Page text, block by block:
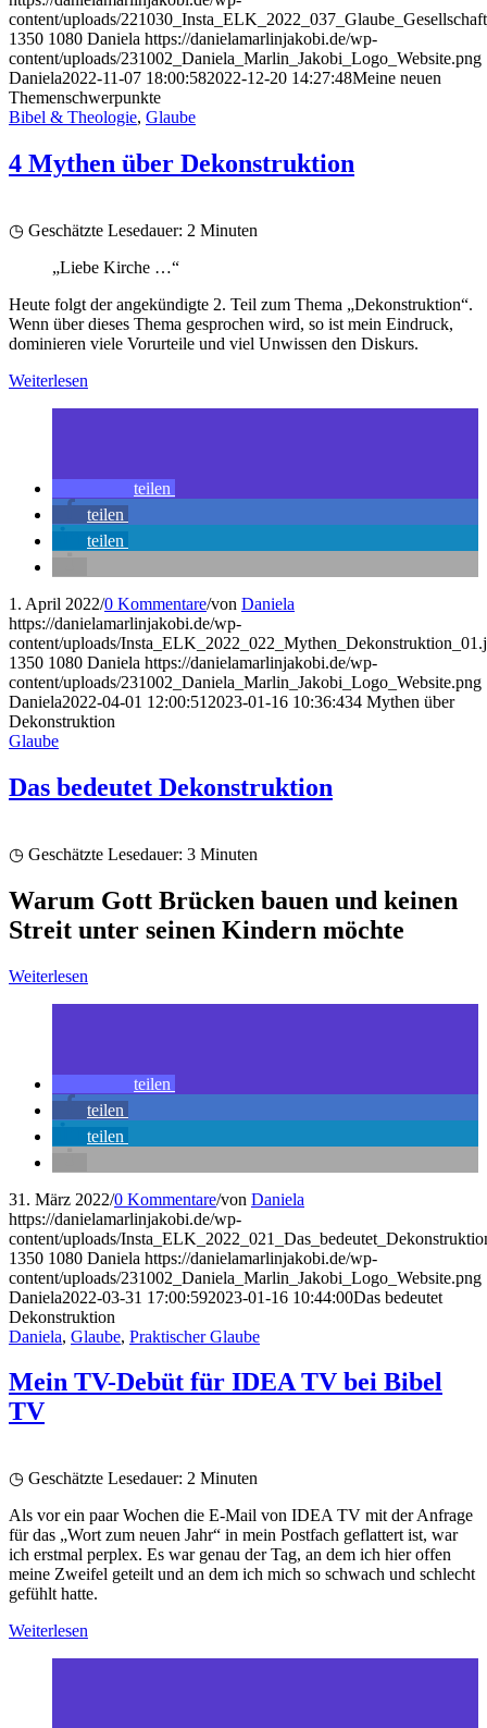
content/uploads/
1350 1080 Daniela https://danielamarlinjakobi.de/wp-
content/uploads/231002_Daniela_Marlin_Jakobi_Logo_Website.png
Daniela2022-11-07 18:00:582022-12-20 14:27:48Meine neuen
Themenschwerpunkte
Bibel & Theologie, Glaube
4 Mythen über Dekonstruktion
◷ Geschätzte Lesedauer: 2 Minuten
„Liebe Kirche …“
Heute folgt der angekündigte 2. Teil zum Thema „Dekonstruktion“.
Wenn über dieses Thema gesprochen wird, so ist mein Eindruck,
dominieren viele Vorurteile und viel Unwissen den Diskurs.
Weiterlesen
teilen
teilen
teilen
1. April 2022/0 Kommentare/von Daniela
https://danielamarlinjakobi.de/wp-
content/uploads/
1350 1080 Daniela https://danielamarlinjakobi.de/wp-
content/uploads/231002_Daniela_Marlin_Jakobi_Logo_Website.png
Daniela2022-04-01 12:00:51 2023-01-16 10:36:434 Mythen über
Dekonstruktion
Glaube
Das bedeutet Dekonstruktion
◷ Geschätzte Lesedauer: 3 Minuten
Warum Gott Brücken bauen und keinen
Streit unter seinen Kindern möchte
Weiterlesen
teilen
teilen
teilen
31. März 2022/0 Kommentare/von Daniela
https://danielamarlinjakobi.de/wp-
content/uploads/
1350 1080 Daniela https://danielamarlinjakobi.de/wp-
content/uploads/231002_Daniela_Marlin_Jakobi_Logo_Website.png
Daniela2022-03-31 17:00:592023-01-16 10:44:00Das bedeutet
Dekonstruktion
Daniela, Glaube, Praktischer Glaube
Mein TV-Debüt für IDEA TV bei Bibel
TV
◷ Geschätzte Lesedauer: 2 Minuten
Als vor ein paar Wochen die E-Mail von IDEA TV mit der Anfrage
für das „Wort zum neuen Jahr“ in mein Postfach geflattert ist, war
ich erstmal perplex. Es war genau der Tag, an dem ich hier offen
meine Zweifel geteilt und an dem ich mich so schwach und schlecht
gefühlt hatte.
Weiterlesen